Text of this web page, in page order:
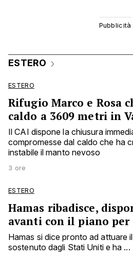
ESTERO
ESTERO
Rifugio Marco e Rosa
caldo a 3609 metri in
Il CAI dispone la chiusura
compromesse dal caldo che ha
instabile il manto nevoso
3 ore
ESTERO
Hamas ribadisce,
avanti con il piano per
Hamas si dice pronto ad attuare
sostenuto dagli Stati Uniti e ha ...